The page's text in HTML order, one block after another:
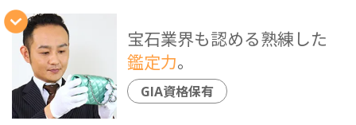
宝石業界も認める熟練した
鑑定力。
GIA資格保有